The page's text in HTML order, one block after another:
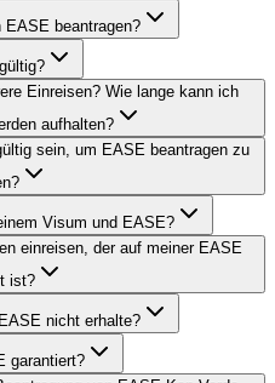
EASE beantragen?
Einreisen? Wie lange kann ich
aufhalten?
sein, um EASE beantragen zu
Visum und EASE?
einreisen, der auf meiner EASE
ist?
nicht erhalte?
garantiert?